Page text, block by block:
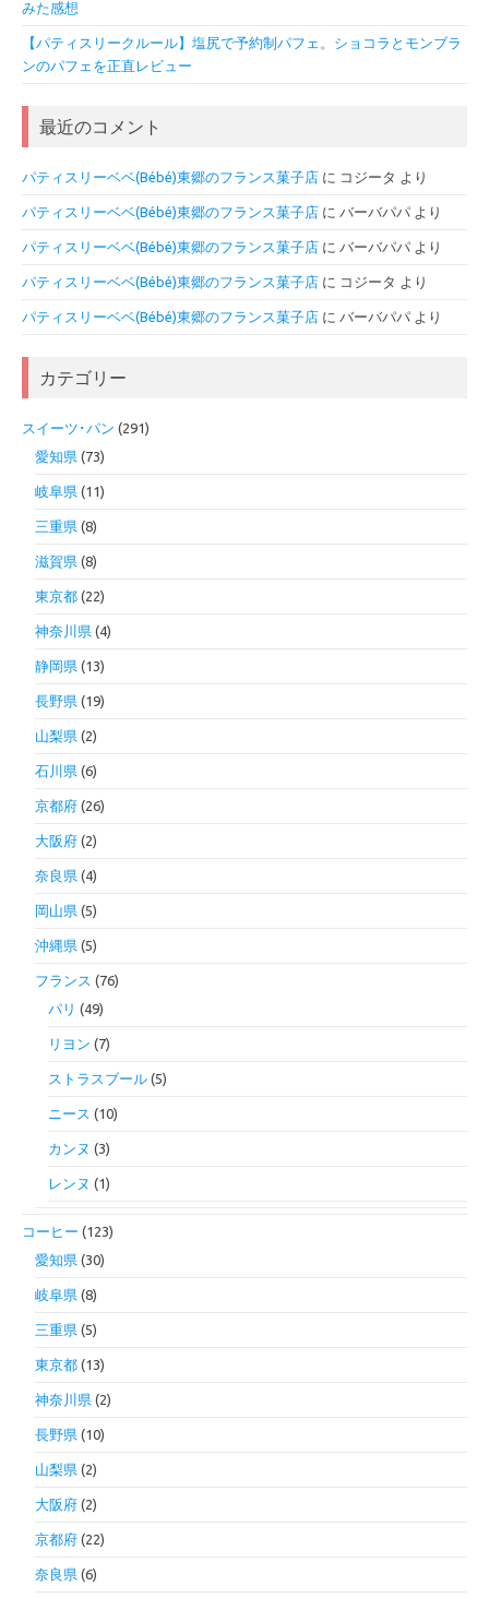
みた感想
【パティスリークルール】塩尻で予約制パフェ。ショコラとモンブラ
ンのパフェを正直レビュー
最近のコメント
パティスリーベベ(Bébé)東郷のフランス菓子店 に コジータ より
パティスリーベベ(Bébé)東郷のフランス菓子店 に バーバパパ より
パティスリーベベ(Bébé)東郷のフランス菓子店 に バーバパパ より
パティスリーベベ(Bébé)東郷のフランス菓子店 に コジータ より
パティスリーベベ(Bébé)東郷のフランス菓子店 に バーバパパ より
カテゴリー
スイーツ･パン (291)
愛知県 (73)
岐阜県 (11)
三重県 (8)
滋賀県 (8)
東京都 (22)
神奈川県 (4)
静岡県 (13)
長野県 (19)
山梨県 (2)
石川県 (6)
京都府 (26)
大阪府 (2)
奈良県 (4)
岡山県 (5)
沖縄県 (5)
フランス (76)
パリ (49)
リヨン (7)
ストラスブール (5)
ニース (10)
カンヌ (3)
レンヌ (1)
コーヒー (123)
愛知県 (30)
岐阜県 (8)
三重県 (5)
東京都 (13)
神奈川県 (2)
長野県 (10)
山梨県 (2)
大阪府 (2)
京都府 (22)
奈良県 (6)